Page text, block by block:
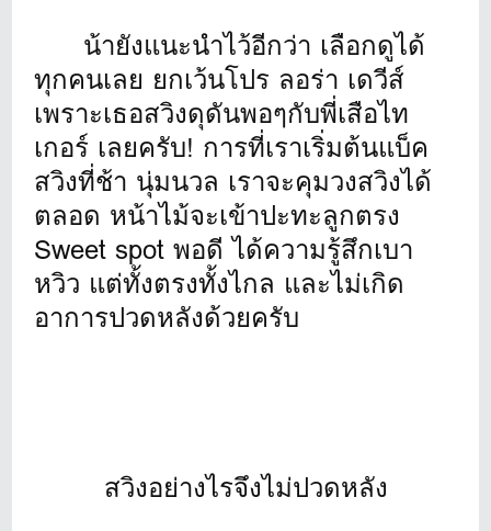
น้ายังแนะนำไว้อีกว่า เลือกดูได้
ทุกคนเลย ยกเว้นโปร ลอร่า เดวีส์
เพราะเธอสวิงดุดันพอๆกับพี่เสือไท
เกอร์ เลยครับ! การที่เราเริ่มต้นแบ็ค
สวิงที่ช้า นุ่มนวล เราจะคุมวงสวิงได้
ตลอด หน้าไม้จะเข้าปะทะลูกตรง
Sweet spot พอดี ได้ความรู้สึกเบา
หวิว แต่ทั้งตรงทั้งไกล และไม่เกิด
อาการปวดหลังด้วยครับ
สวิงอย่างไรจึงไม่ปวดหลัง